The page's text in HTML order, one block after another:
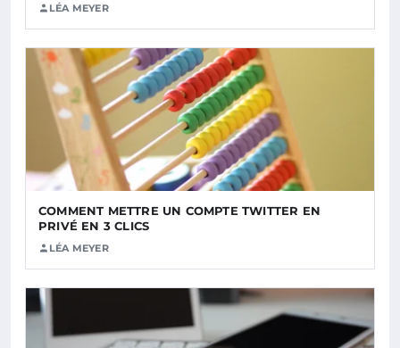
LÉA MEYER
COMMENT METTRE UN COMPTE TWITTER EN
PRIVÉ EN 3 CLICS
LÉA MEYER